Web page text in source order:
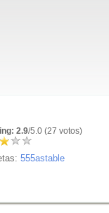
2.9/5.0 (27 votos)
555astable